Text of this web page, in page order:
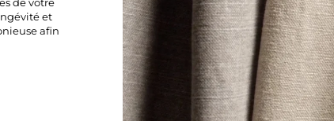
et
afin